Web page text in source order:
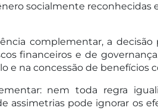
socialmente reconhecidas
complementar, a
financeiros e de
e na concessão de benefícios
nem toda regra
assimetrias pode ignorar os